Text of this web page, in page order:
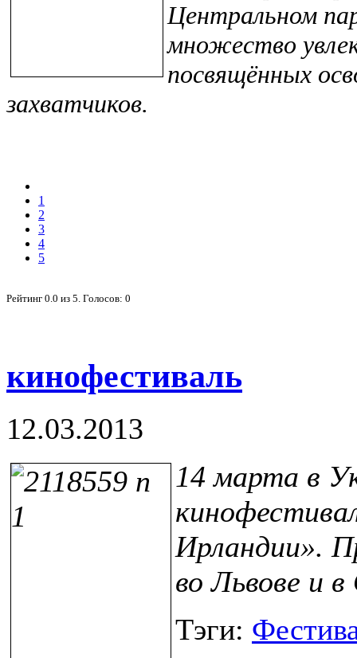
Центральном
множество
посвящённых
захватчиков.
1
2
3
4
5
Рейтинг 0.0 из 5. Голосов: 0
кинофестиваль
12.03.2013
14 марта в
Ирландии».
во Львове и в
Тэги: